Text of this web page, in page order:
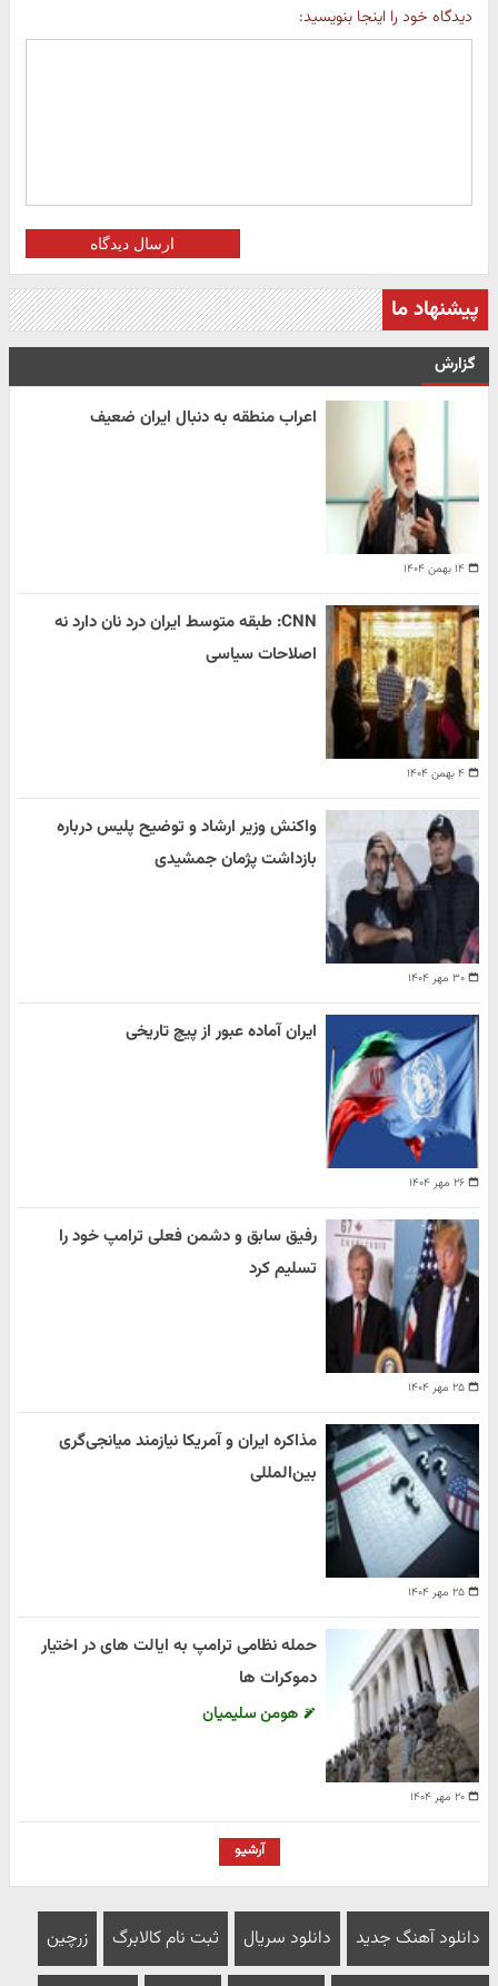
دیدگاه خود را اینجا بنویسید:
ارسال دیدگاه
پیشنهاد ما
گزارش
۱۴ بهمن ۱۴۰۴
اعراب منطقه به دنبال ایران ضعیف
۴ بهمن ۱۴۰۴
CNN: طبقه متوسط ایران درد نان دارد نه
اصلاحات سیاسی
۳۰ مهر ۱۴۰۴
واکنش وزیر ارشاد و توضیح پلیس درباره
بازداشت پژمان جمشیدی
۲۶ مهر ۱۴۰۴
ایران آماده عبور از پیچ تاریخی
۲۵ مهر ۱۴۰۴
رفیق سابق و دشمن فعلی ترامپ خود را
تسلیم کرد
۲۵ مهر ۱۴۰۴
مذاکره ایران و آمریکا نیازمند میانجی‌گری
بین‌المللی
۲۰ مهر ۱۴۰۴
حمله نظامی ترامپ به ایالت های در اختیار
دموکرات ها
هومن سلیمیان
آرشیو
دانلود آهنگ جدید دانلود سریال ثبت نام کالابرگ زرچین